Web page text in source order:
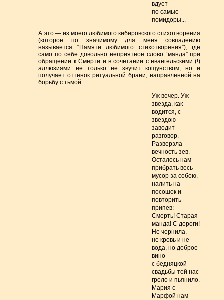
вдует
по самые
помидоры...
А это — из моего любимого кибировского стихотворения
(которое по значимому для меня совпадению
называется “Памяти любимого стихотворения”), где
само по себе довольно неприятное слово “манда” при
обращении к Смерти и в сочетании с евангельскими (!)
аллюзиями не только не звучит кощунством, но и
получает оттенок ритуальной брани, направленной на
борьбу с тьмой:
Уж вечер. Уж
звезда, как
водится, с
звездою
заводит
разговор.
Разверзла
вечность зев.
Осталось нам
прибрать весь
мусор за собою,
налить на
посошок и
повторить
припев:
Смерть! Старая
манда! С дороги!
Не чернила,
не кровь и не
вода, но доброе
вино
с бедняцкой
свадьбы той нас
грело и пьянило.
Мария с
Марфой нам